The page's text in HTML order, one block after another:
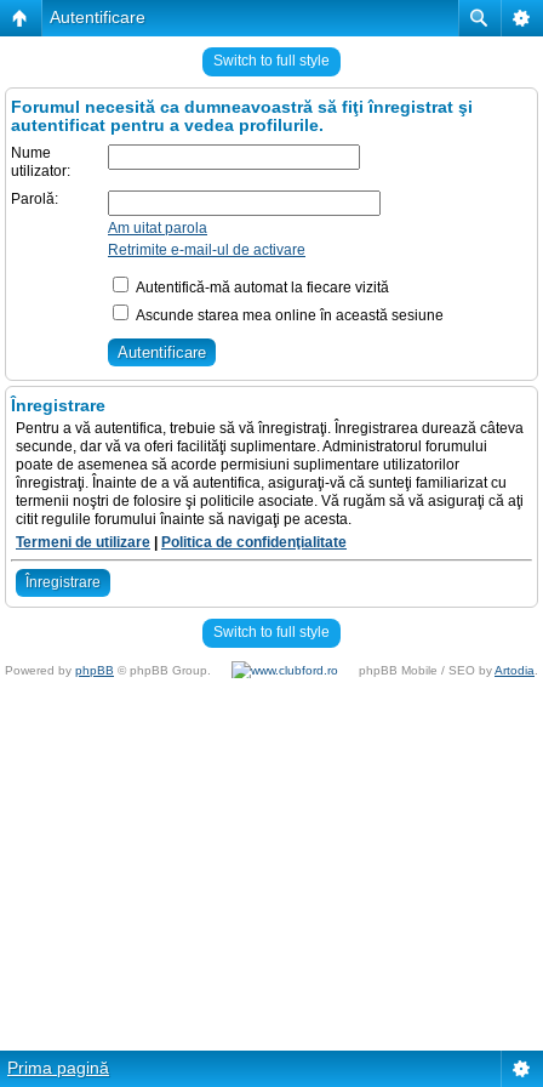
Autentificare
Switch to full style
Forumul necesită ca dumneavoastră să fiţi înregistrat şi
autentificat pentru a vedea profilurile.
Nume
utilizator:
Parolă:
Am uitat parola
Retrimite e-mail-ul de activare
Autentifică-mă automat la fiecare vizită
Ascunde starea mea online în această sesiune
Înregistrare
Pentru a vă autentifica, trebuie să vă înregistraţi. Înregistrarea durează câteva
secunde, dar vă va oferi facilităţi suplimentare. Administratorul forumului
poate de asemenea să acorde permisiuni suplimentare utilizatorilor
înregistraţi. Înainte de a vă autentifica, asiguraţi-vă că sunteţi familiarizat cu
termenii noştri de folosire şi politicile asociate. Vă rugăm să vă asiguraţi că aţi
citit regulile forumului înainte să navigaţi pe acesta.
Termeni de utilizare
Politica de confidenţialitate
Înregistrare
Switch to full style
Powered by phpBB © phpBB Group. phpBB Mobile / SEO byArtodia
Prima pagină